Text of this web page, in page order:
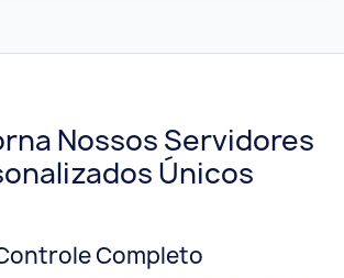
Nossos Servidores
Únicos
Completo